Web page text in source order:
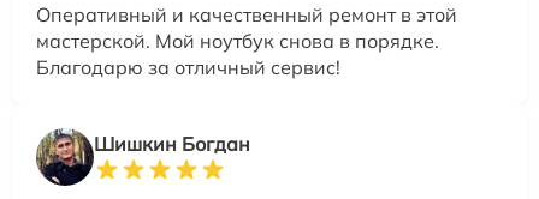
Оперативный и качественный ремонт в этой
мастерской. Мой ноутбук снова в порядке.
Благодарю за отличный сервис!
Шишкин Богдан